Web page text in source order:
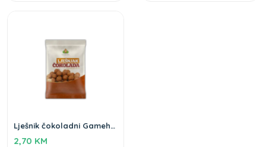
Lješnik čokoladni Gameha
2,70 KM